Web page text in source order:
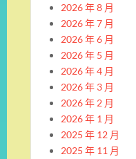
2026 年 8 月
2026 年 7 月
2026 年 6 月
2026 年 5 月
2026 年 4 月
2026 年 3 月
2026 年 2 月
2026 年 1 月
2025 年 12 月
2025 年 11 月